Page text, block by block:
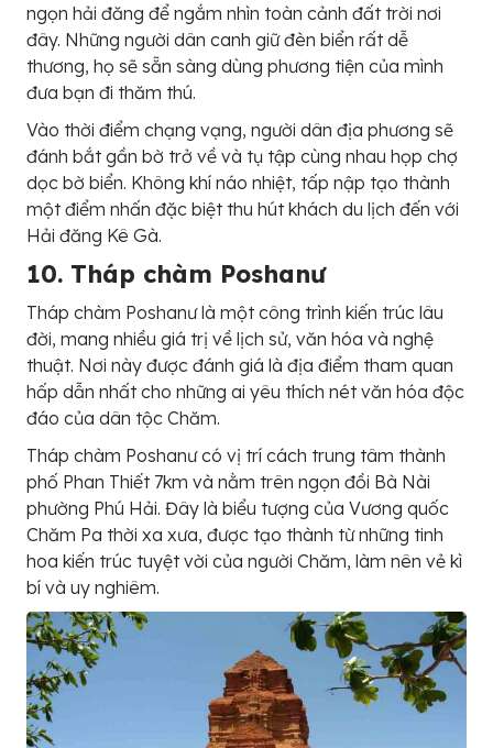
ngọn hải đăng để ngắm nhìn toàn cảnh đất trời nơi
đây. Những người dân canh giữ đèn biển rất dễ
thương, họ sẽ sẵn sàng dùng phương tiện của mình
đưa bạn đi thăm thú.
Vào thời điểm chạng vạng, người dân địa phương sẽ
đánh bắt gần bờ trở về và tụ tập cùng nhau họp chợ
dọc bờ biển. Không khí náo nhiệt, tấp nập tạo thành
một điểm nhấn đặc biệt thu hút khách du lịch đến với
Hải đăng Kê Gà.
10. Tháp chàm Poshanư
Tháp chàm Poshanư là một công trình kiến trúc lâu
đời, mang nhiều giá trị về lịch sử, văn hóa và nghệ
thuật. Nơi này được đánh giá là địa điểm tham quan
hấp dẫn nhất cho những ai yêu thích nét văn hóa độc
đáo của dân tộc Chăm.
Tháp chàm Poshanư có vị trí cách trung tâm thành
phố Phan Thiết 7km và nằm trên ngọn đồi Bà Nài
phường Phú Hải. Đây là biểu tượng của Vương quốc
Chăm Pa thời xa xưa, được tạo thành từ những tinh
hoa kiến trúc tuyệt vời của người Chăm, làm nên vẻ kì
bí và uy nghiêm.